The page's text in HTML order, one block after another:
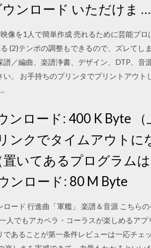
ンロード いただけま …
を1人で簡単作成 売れるために芸能プロ
(2)テンポの調整もできるので、ズレてし
／編曲、楽譜浄書、デザイン、DTP、音
。 お手持ちのプリンタでプリントアウ
ンロード: 400 K Byte （
ンクでタイムアウト
いてあるプログラム
ンロード: 80 M Byte
ロード 行進曲「軍艦」 楽譜＆音源 こちら
人でもアカペラ・コーラスが楽しめるア
あることが第一条件レビューは一応チェ